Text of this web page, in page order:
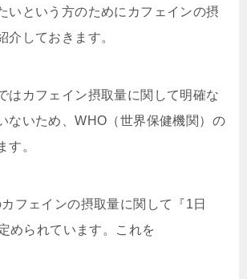
いという方のためにカフェインの摂
介しておきます。
はカフェイン摂取量に関して明確な
ないため、WHO（世界保健機関）の
す。
フェインの摂取量に関して『1日
められています。これを